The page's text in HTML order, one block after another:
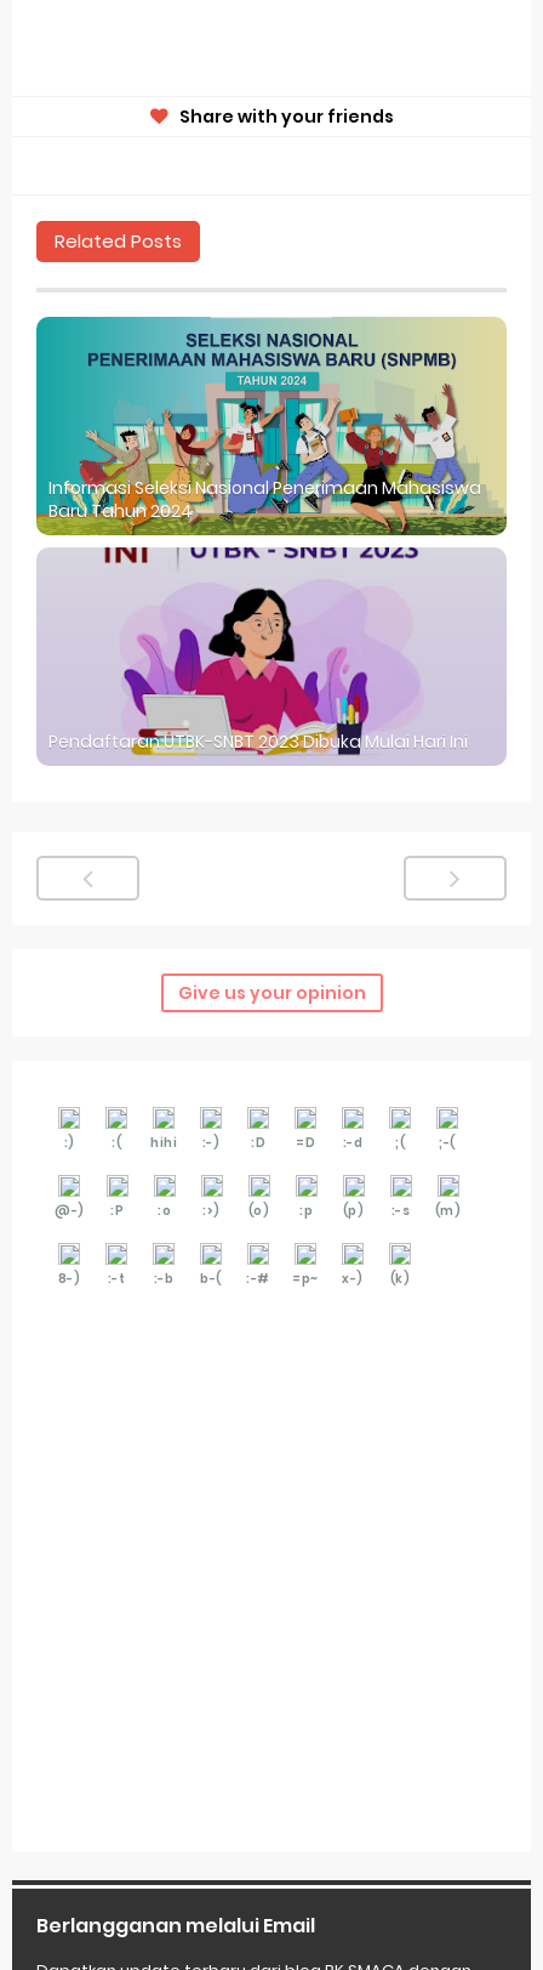
Share with your friends
Related Posts
Informasi Seleksi Nasional Penerimaan Mahasiswa
Baru Tahun 2024
Pendaftaran UTBK-SNBT 2023 Dibuka Mulai Hari Ini
Give us your opinion
:) :( hihi :-) :D =D :-d ;( ;-(
@-) :P :o :>) (o) :p (p) :-s (m)
8-) :-t :-b b-( :-# =p~ x-) (k)
Berlangganan melalui Email